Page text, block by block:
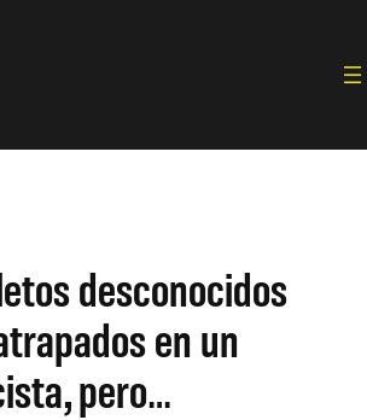
desconocidos
en un
pero…